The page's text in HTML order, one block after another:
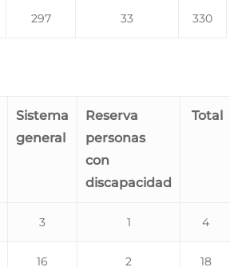
297 33 330
Sistema
general
Reserva
personas
con
discapacidad
Total
3 1 4
16 2 18